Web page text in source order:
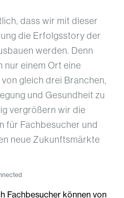
dass wir mit dieser
die Erfolgsstory der
werden. Denn
nur einem Ort eine
gleich drei Branchen,
und Gesundheit zu
vergrößern wir die
für Fachbesucher und
neue Zukunftsmärkte
Fachbesucher können von